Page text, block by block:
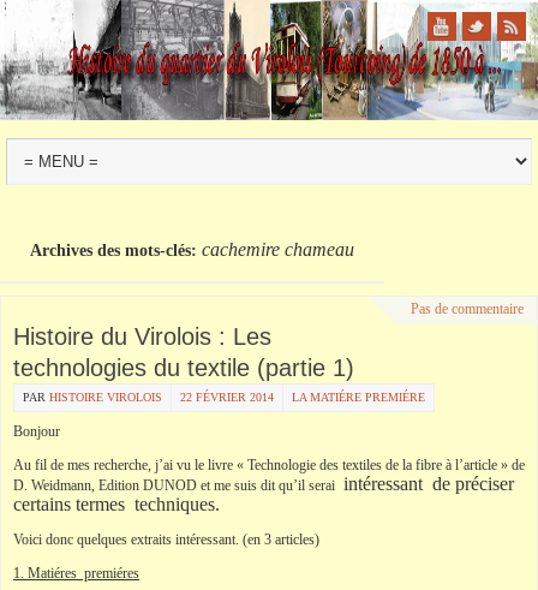
Archives des mots-clés: cachemire chameau
Pas de commentaire
Histoire du Virolois : Les
technologies du textile (partie 1)
PAR HISTOIRE VIROLOIS 22 FÉVRIER 2014 LA MATIÉRE PREMIÉRE
Bonjour
Au fil de mes recherche, j’ai vu le livre « Technologie des textiles de la fibre à l’article » de
D. Weidmann, Edition DUNOD et me suis dit qu’il serai intéressant de préciser
certains termes techniques.
Voici donc quelques extraits intéressant. (en 3 articles)
1. Matiéres premiéres